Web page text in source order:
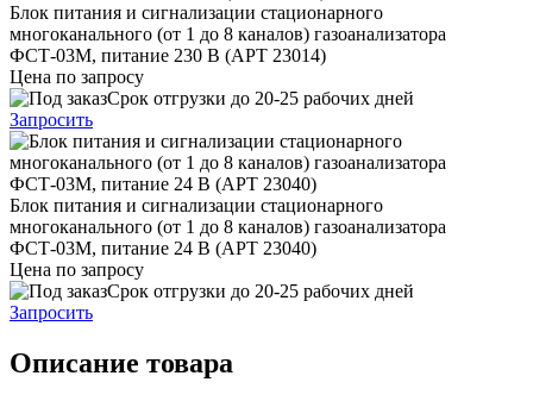
Блок питания и сигнализации стационарного
многоканального (от 1 до 8 каналов) газоанализатора
ФСТ-03М, питание 230 В (АРТ 23014)
Цена по запросу
Срок отгрузки до 20-25 рабочих дней
Запросить
Блок питания и сигнализации стационарного
многоканального (от 1 до 8 каналов) газоанализатора
ФСТ-03М, питание 24 В (АРТ 23040)
Цена по запросу
Срок отгрузки до 20-25 рабочих дней
Запросить
Описание товара